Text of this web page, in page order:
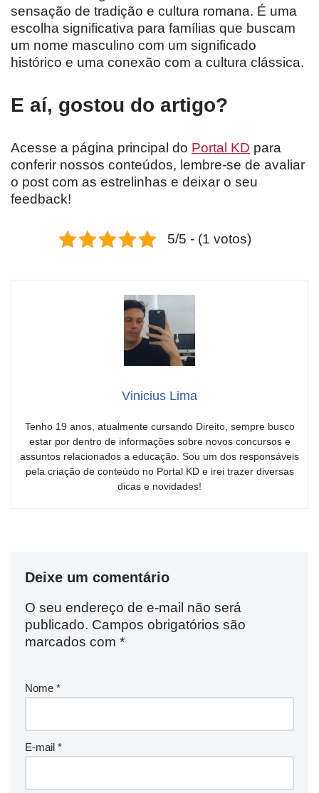
sensação de tradição e cultura romana. É uma
escolha significativa para famílias que buscam
um nome masculino com um significado
histórico e uma conexão com a cultura clássica.
E aí, gostou do artigo?
Acesse a página principal do Portal KD para
conferir nossos conteúdos, lembre-se de avaliar
o post com as estrelinhas e deixar o seu
feedback!
5/5 - (1 votos)
Vinicius Lima
Tenho 19 anos, atualmente cursando Direito, sempre busco
estar por dentro de informações sobre novos concursos e
assuntos relacionados a educação. Sou um dos responsáveis
pela criação de conteúdo no Portal KD e irei trazer diversas
dicas e novidades!
Deixe um comentário
O seu endereço de e-mail não será
publicado. Campos obrigatórios são
marcados com *
Nome *
E-mail *